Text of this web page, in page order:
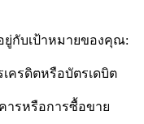
ยู่กับเป้าหมายของคุณ:
เครดิตหรือบัตรเดบิต
ารหรือการซื้อขาย